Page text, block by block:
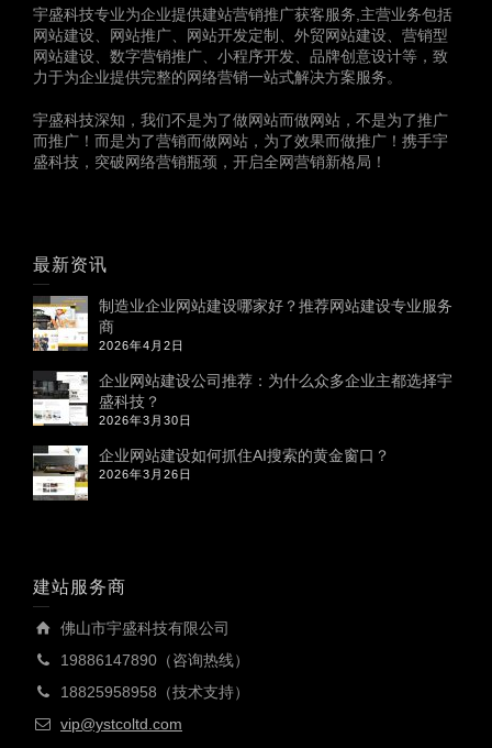
宇盛科技专业为企业提供建站营销推广获客服务,主营业务包括
网站建设、网站推广、网站开发定制、外贸网站建设、营销型
网站建设、数字营销推广、小程序开发、品牌创意设计等，致
力于为企业提供完整的网络营销一站式解决方案服务。
宇盛科技深知，我们不是为了做网站而做网站，不是为了推广
而推广！而是为了营销而做网站，为了效果而做推广！携手宇
盛科技，突破网络营销瓶颈，开启全网营销新格局！
最新资讯
制造业企业网站建设哪家好？推荐网站建设专业服务
商
2026年4月2日
企业网站建设公司推荐：为什么众多企业主都选择宇
盛科技？
2026年3月30日
企业网站建设如何抓住AI搜索的黄金窗口？
2026年3月26日
建站服务商
佛山市宇盛科技有限公司
19886147890（咨询热线）
18825958958（技术支持）
vip@ystcoltd.com